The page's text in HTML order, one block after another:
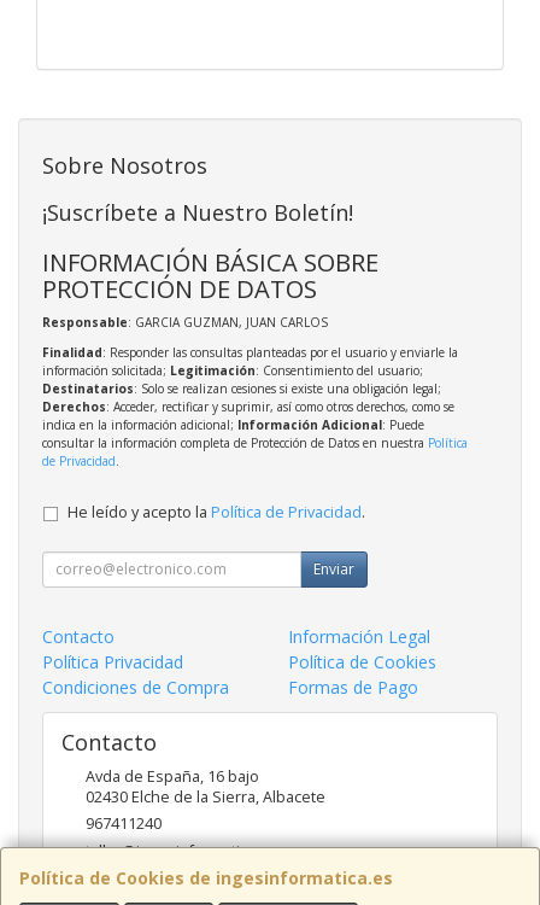
Política de Cookies de ingesinformatica.es
Sobre Nosotros
¡Suscríbete a Nuestro Boletín!
INFORMACIÓN BÁSICA SOBRE
PROTECCIÓN DE DATOS
Responsable: GARCIA GUZMAN, JUAN CARLOS
Finalidad: Responder las consultas planteadas por el usuario y enviarle la
información solicitada; Legitimación: Consentimiento del usuario;
Destinatarios: Solo se realizan cesiones si existe una obligación legal;
Derechos: Acceder, rectificar y suprimir, así como otros derechos, como se
indica en la información adicional; Información Adicional: Puede
consultar la información completa de Protección de Datos en nuestra Política
de Privacidad
He leído y acepto la Política de Privacidad.
Enviar
Contacto
Información Legal
Política Privacidad
Política de Cookies
Condiciones de Compra
Formas de Pago
Contacto
Avda de España, 16 bajo
02430Elche de la Sierra,Albacete
967411240
taller@ingesinformatica.es